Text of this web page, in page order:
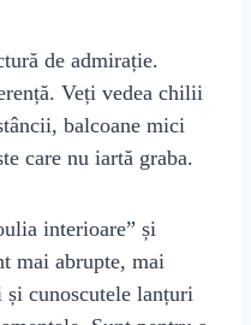
de admirație.
Veți vedea chilii
balcoane mici
care nu iartă graba.
interioare” și
mai abrupte, mai
cunoscutele lanțuri